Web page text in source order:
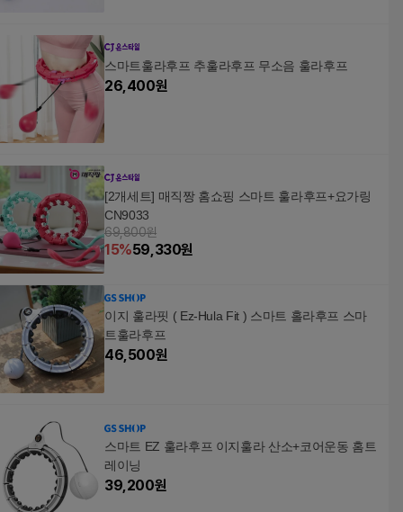
스마트훌라후프 추훌라후프 무소음 훌라후프
26,400원
[2개세트] 매직짱 홈쇼핑 스마트 훌라후프+요가링
CN9033
69,800원
15%59,330원
이지 훌라핏 ( Ez-Hula Fit ) 스마트 홀라후프 스마
트훌라후프
46,500원
스마트 EZ 훌라후프 이지훌라 산소+코어운동 홈트
레이닝
39,200원